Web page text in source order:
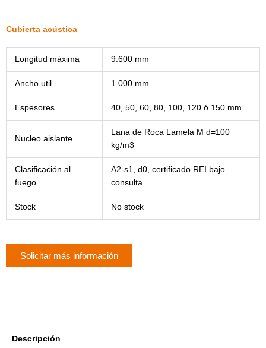
Cubierta acústica
Longitud máxima 9.600 mm
Ancho util 1.000 mm
Espesores 40, 50, 60, 80, 100, 120 ó 150 mm
Nucleo aislante
Lana de Roca Lamela M d=100
kg/m3
Clasificación al
fuego
A2-s1, d0, certificado REI bajo
consulta
Stock No stock
Solicitar más información
Descripción